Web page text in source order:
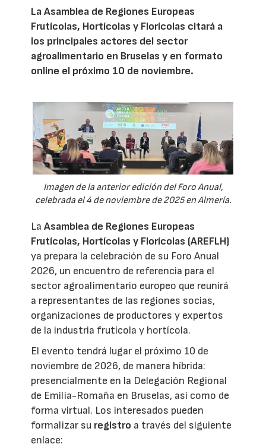
La Asamblea de Regiones Europeas
Frutícolas, Hortícolas y Florícolas citará a
los principales actores del sector
agroalimentario en Bruselas y en formato
online el próximo 10 de noviembre.
Imagen de la anterior edición del Foro Anual,
celebrada el 4 de noviembre de 2025 en Almería.
LaAsamblea de Regiones Europeas
Frutícolas, Hortícolas y Florícolas (AREFLH)
ya prepara la celebración de su Foro Anual
2026, un encuentro de referencia para el
sector agroalimentario europeo que reunirá
a representantes de las regiones socias,
organizaciones de productores y expertos
de la industria frutícola y hortícola.
El evento tendrá lugar el próximo 10 de
noviembre de 2026, de manera híbrida:
presencialmente en la Delegación Regional
de Emilia-Romaña en Bruselas, así como de
forma virtual. Los interesados pueden
formalizar su registro a través del siguiente
enlace: